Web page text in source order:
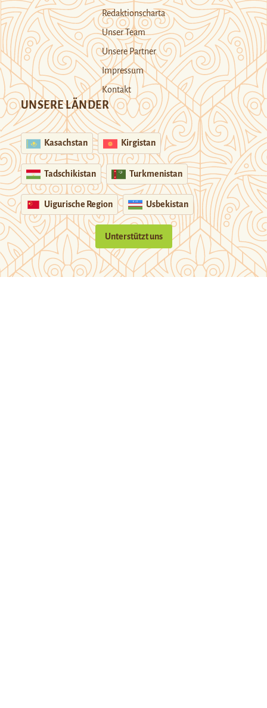
Redaktionscharta
Unser Team
Unsere Partner
Impressum
Kontakt
UNSERE LÄNDER
Kasachstan Kirgistan
Tadschikistan Turkmenistan
Uigurische Region Usbekistan
Unterstützt uns